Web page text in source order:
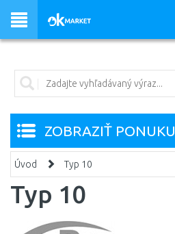
ZOBRAZIŤ PONUKU
Úvod Typ 10
Typ 10